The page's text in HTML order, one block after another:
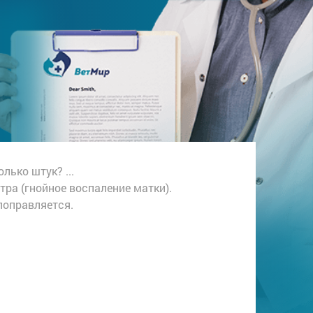
штук? ...
(гнойное воспаление матки).